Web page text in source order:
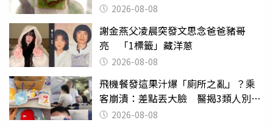
2026-08-08
謝金燕父凌晨突發文思念爸爸豬哥
亮 「1標籤」藏洋蔥
2026-08-08
飛機餐發這果汁爆「廁所之亂」？乘
客崩潰：差點丟大臉 醫揭3類人別亂
喝 2026-08-08